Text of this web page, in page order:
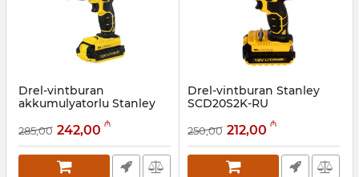
Drel-vintburan
akkumulyatorlu Stanley
Artikul: 018000004
285,00 242,00 ₼
Drel-vintburan Stanley
SCD20S2K-RU
250,00 212,00 ₼